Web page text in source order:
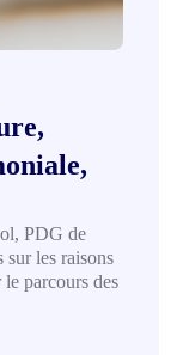
PDG de
sur les raisons
parcours des